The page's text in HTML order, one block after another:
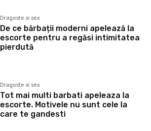
Dragoste si sex
De ce bărbații moderni apelează la
escorte pentru a regăsi intimitatea
pierdută
Dragoste si sex
Tot mai multi barbati apeleaza la
escorte. Motivele nu sunt cele la
care te gandesti